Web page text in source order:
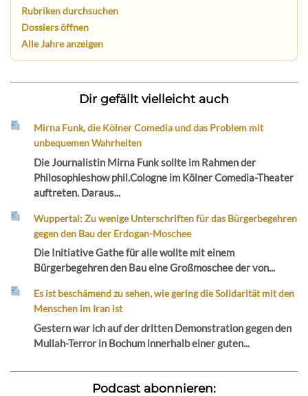
Rubriken durchsuchen
Dossiers öffnen
Alle Jahre anzeigen
Dir gefällt vielleicht auch
Mirna Funk, die Kölner Comedia und das Problem mit
unbequemen Wahrheiten
Die Journalistin Mirna Funk sollte im Rahmen der
Philosophieshow phil.Cologne im Kölner Comedia-Theater
auftreten. Daraus...
Wuppertal: Zu wenige Unterschriften für das Bürgerbegehren
gegen den Bau der Erdogan-Moschee
Die Initiative Gathe für alle wollte mit einem
Bürgerbegehren den Bau eine Großmoschee der von...
Es ist beschämend zu sehen, wie gering die Solidarität mit den
Menschen im Iran ist
Gestern war ich auf der dritten Demonstration gegen den
Mullah-Terror in Bochum innerhalb einer guten...
Podcast abonnieren: